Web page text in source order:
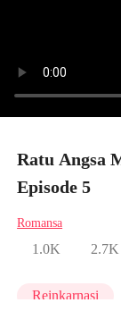
Ratu Angsa
Episode 5
Romansa
1.0K 2.7K
Reinkarnasi